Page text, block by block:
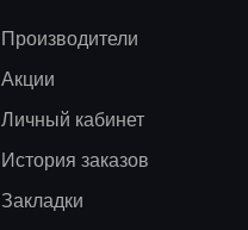
Производители
Акции
Личный кабинет
История заказов
Закладки